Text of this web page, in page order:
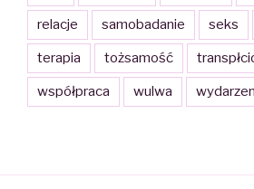
relacje samobadanie seks
terapia tożsamość
współpraca wulwa